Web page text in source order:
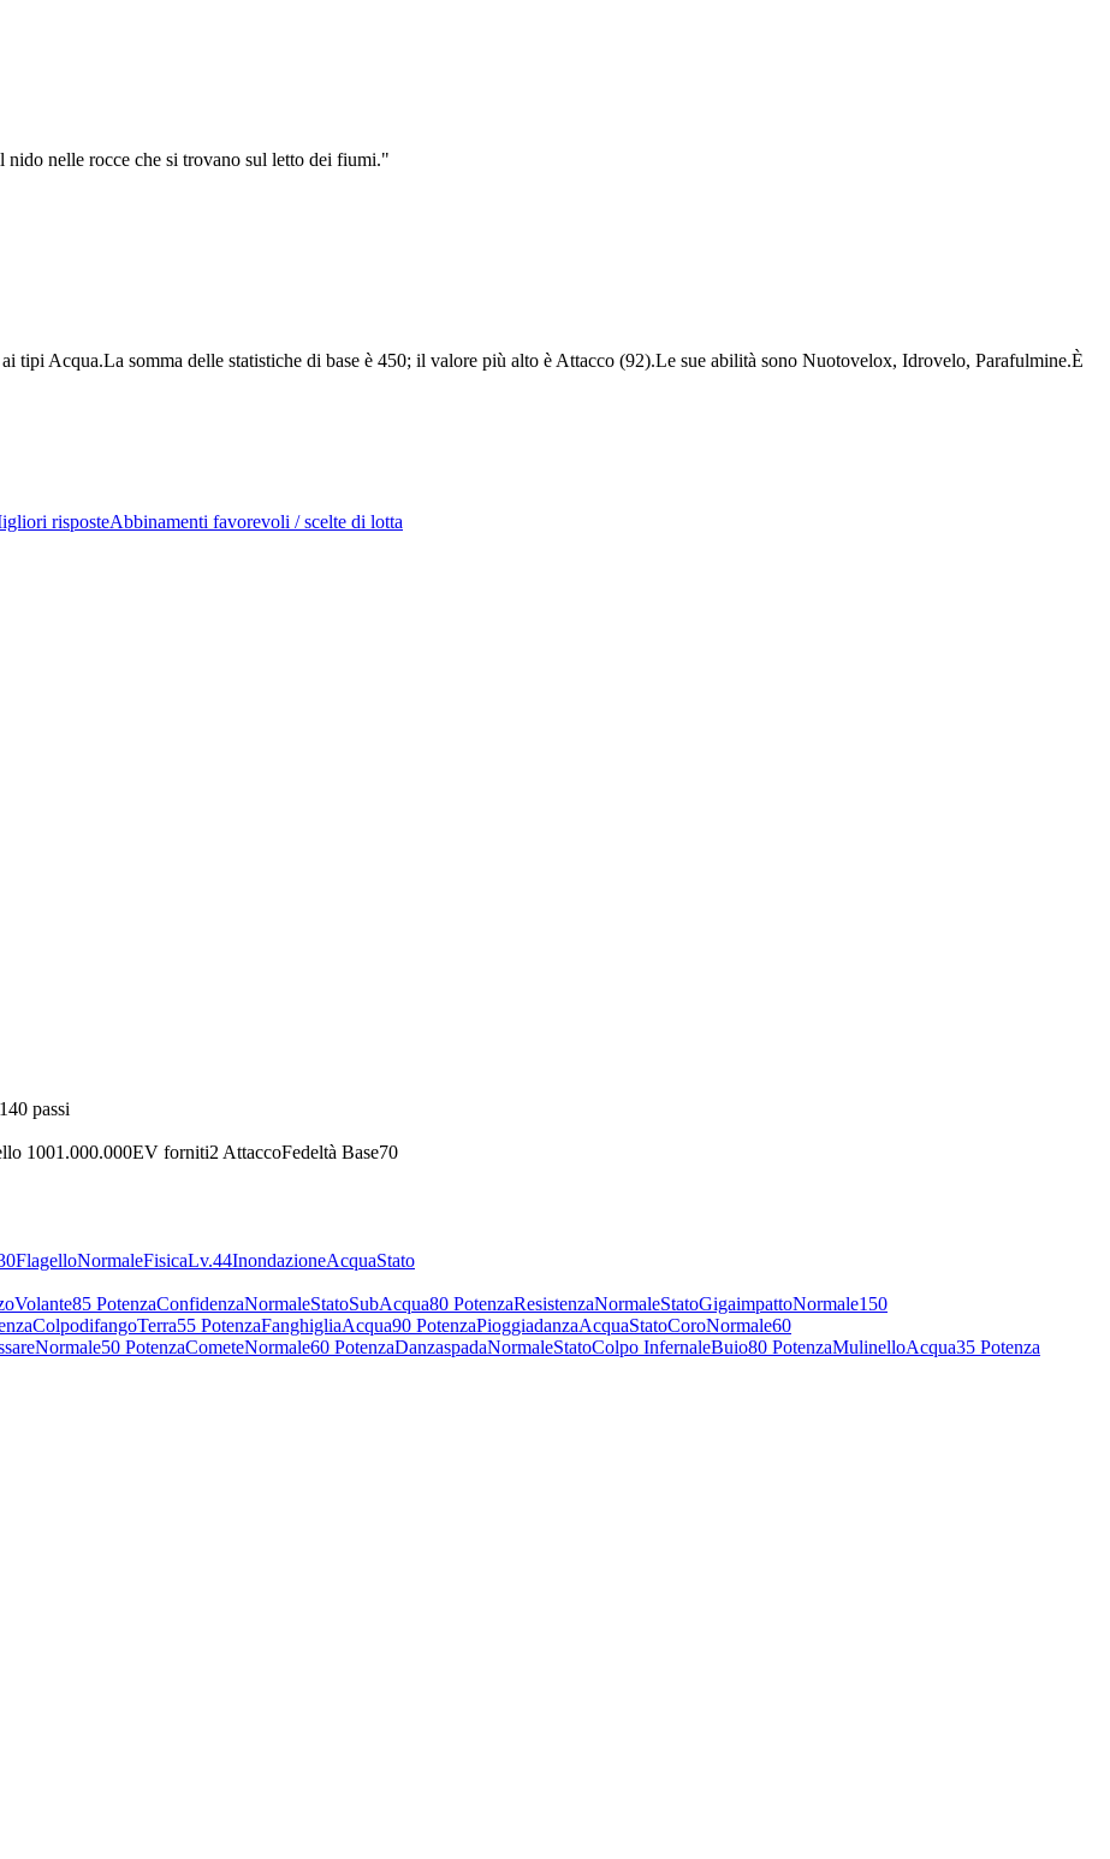
nido nelle rocce che si trovano sul letto dei fiumi."
tipi Acqua.La somma delle statistiche di base è 450; il valore più alto è Attacco (92).Le sue abilità sono Nuotovelox, Idrovelo, Parafulmine.È
risposteAbbinamenti favorevoli / scelte di lotta
passi
1001.000.000EV forniti2 AttaccoFedeltà Base70
FlagelloNormaleFisicaLv.44InondazioneAcquaStato
Volante85 PotenzaConfidenzaNormaleStatoSubAcqua80 PotenzaResistenzaNormaleStatoGigaimpattoNormale150
ColpodifangoTerra55 PotenzaFanghigliaAcqua90 PotenzaPioggiadanzaAcquaStatoCoroNormale60
Normale50 PotenzaCometeNormale60 PotenzaDanzaspadaNormaleStatoColpo InfernaleBuio80 PotenzaMulinelloAcqua35 Potenza